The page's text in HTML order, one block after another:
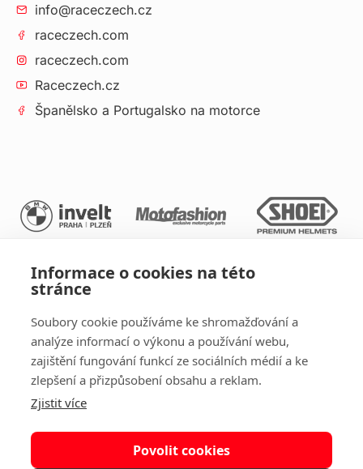
Informace o cookies na této
stránce
Soubory cookie používáme ke shromažďování a
analýze informací o výkonu a používání webu,
zajištění fungování funkcí ze sociálních médií a ke
zlepšení a přizpůsobení obsahu a reklam.
Zjistit více
Povolit cookies
info@raceczech.cz
raceczech.com
raceczech.com
Raceczech.cz
Španělsko a Portugalsko na motorce
Zpracování osobních údajů|Obchodní podmínky